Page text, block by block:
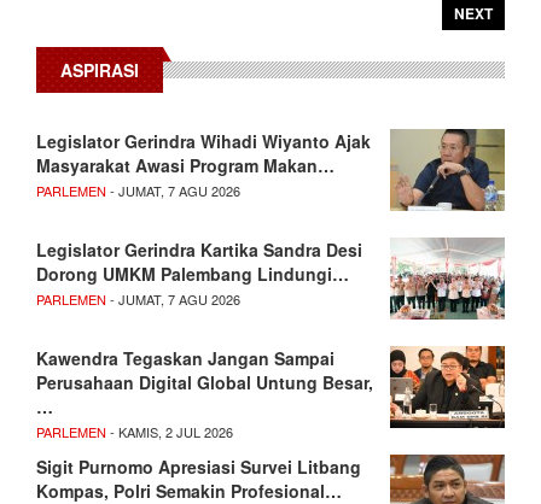
NEXT
ASPIRASI
Legislator Gerindra Wihadi Wiyanto Ajak
Masyarakat Awasi Program Makan…
PARLEMEN - JUMAT, 7 AGU 2026
Legislator Gerindra Kartika Sandra Desi
Dorong UMKM Palembang Lindungi…
PARLEMEN - JUMAT, 7 AGU 2026
Kawendra Tegaskan Jangan Sampai
Perusahaan Digital Global Untung Besar,
…
PARLEMEN - KAMIS, 2 JUL 2026
Sigit Purnomo Apresiasi Survei Litbang
Kompas, Polri Semakin Profesional…